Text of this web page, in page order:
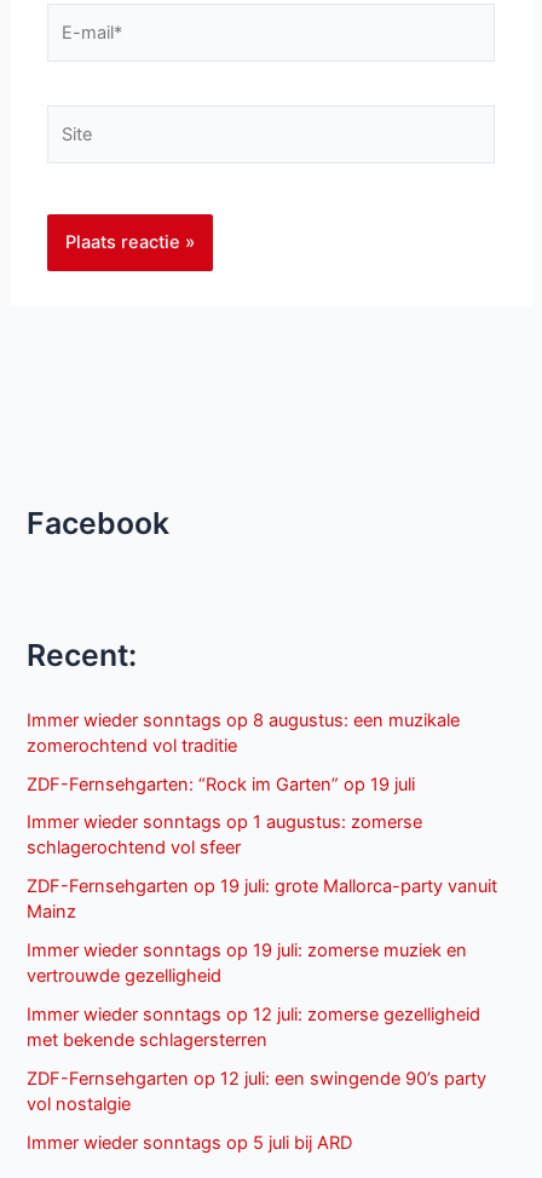
Facebook
Recent:
Immer wieder sonntags op 8 augustus: een muzikale
zomerochtend vol traditie
ZDF-Fernsehgarten: “Rock im Garten” op 19 juli
Immer wieder sonntags op 1 augustus: zomerse
schlagerochtend vol sfeer
ZDF-Fernsehgarten op 19 juli: grote Mallorca-party vanuit
Mainz
Immer wieder sonntags op 19 juli: zomerse muziek en
vertrouwde gezelligheid
Immer wieder sonntags op 12 juli: zomerse gezelligheid
met bekende schlagersterren
ZDF-Fernsehgarten op 12 juli: een swingende 90’s party
vol nostalgie
Immer wieder sonntags op 5 juli bij ARD